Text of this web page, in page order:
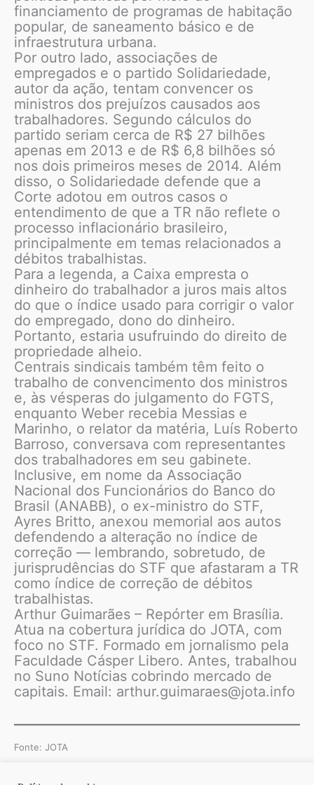
financiamento de programas de habitação
popular, de saneamento básico e de
infraestrutura urbana.
Por outro lado, associações de
empregados e o partido Solidariedade,
autor da ação, tentam convencer os
ministros dos prejuízos causados aos
trabalhadores. Segundo cálculos do
partido seriam cerca de R$ 27 bilhões
apenas em 2013 e de R$ 6,8 bilhões só
nos dois primeiros meses de 2014. Além
disso, o Solidariedade defende que a
Corte adotou em outros casos o
entendimento de que a TR não reflete o
processo inflacionário brasileiro,
principalmente em temas relacionados a
débitos trabalhistas.
Para a legenda, a Caixa empresta o
dinheiro do trabalhador a juros mais altos
do que o índice usado para corrigir o valor
do empregado, dono do dinheiro.
Portanto, estaria usufruindo do direito de
propriedade alheio.
Centrais sindicais também têm feito o
trabalho de convencimento dos ministros
e, às vésperas do julgamento do FGTS,
enquanto Weber recebia Messias e
Marinho, o relator da matéria, Luís Roberto
Barroso, conversava com representantes
dos trabalhadores em seu gabinete.
Inclusive, em nome da Associação
Nacional dos Funcionários do Banco do
Brasil (ANABB), o ex-ministro do STF,
Ayres Britto, anexou memorial aos autos
defendendo a alteração no índice de
correção — lembrando, sobretudo, de
jurisprudências do STF que afastaram a TR
como índice de correção de débitos
trabalhistas.
Arthur Guimarães – Repórter em Brasília.
Atua na cobertura jurídica do JOTA, com
foco no STF. Formado em jornalismo pela
Faculdade Cásper Libero. Antes, trabalhou
no Suno Notícias cobrindo mercado de
capitais. Email: arthur.guimaraes@jota.info
Fonte: JOTA